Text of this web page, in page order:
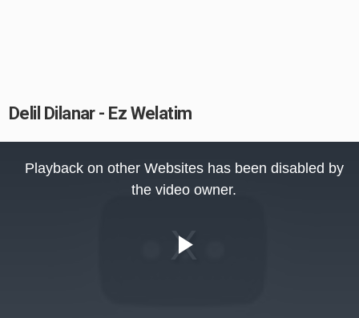
Delil Dilanar - Ez Welatim
Playback on other Websites has been disabled by
the video owner.